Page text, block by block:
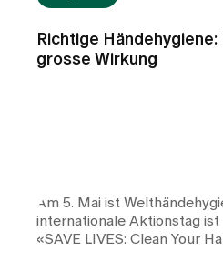
Richtige
grosse Wirkung
Am 5. Mai ist
internationale Aktionstag ist
«SAVE LIVES: Clean Your